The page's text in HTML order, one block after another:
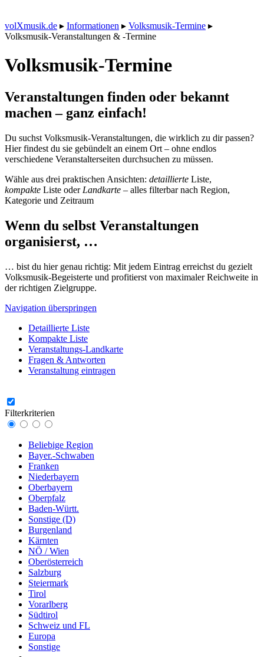
volXmusik.de ▸ Informationen ▸ Volksmusik-Termine ▸
Volksmusik-Veranstaltungen & -Termine
Volksmusik-Termine
Veranstaltungen finden oder bekannt
machen – ganz einfach!
Du suchst Volksmusik-Veranstaltungen, die wirklich zu dir passen?
Hier findest du sie gebündelt an einem Ort – ohne endlos
verschiedene Veranstalterseiten durchsuchen zu müssen.
Wähle aus drei praktischen Ansichten: detaillierte Liste,
kompakte Liste oder Landkarte – alles filterbar nach Region,
Kategorie und Zeitraum
Wenn du selbst Veranstaltungen
organisierst, …
… bist du hier genau richtig: Mit jedem Eintrag erreichst du gezielt
Volksmusik-Begeisterte und profitierst von maximaler Reichweite in
der richtigen Zielgruppe.
Navigation überspringen
Detaillierte Liste
Kompakte Liste
Veranstaltungs-Landkarte
Fragen & Antworten
Veranstaltung eintragen
Filterkriterien
Beliebige Region
Bayer.-Schwaben
Franken
Niederbayern
Oberbayern
Oberpfalz
Baden-Württ.
Sonstige (D)
Burgenland
Kärnten
NÖ / Wien
Oberösterreich
Salzburg
Steiermark
Tirol
Vorarlberg
Südtirol
Schweiz und FL
Europa
Sonstige